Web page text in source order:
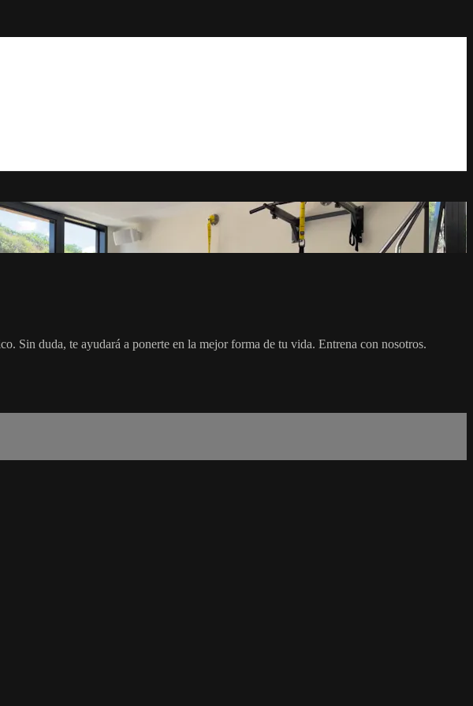
Sin duda, te ayudará a ponerte en la mejor forma de tu vida. Entrena con nosotros.